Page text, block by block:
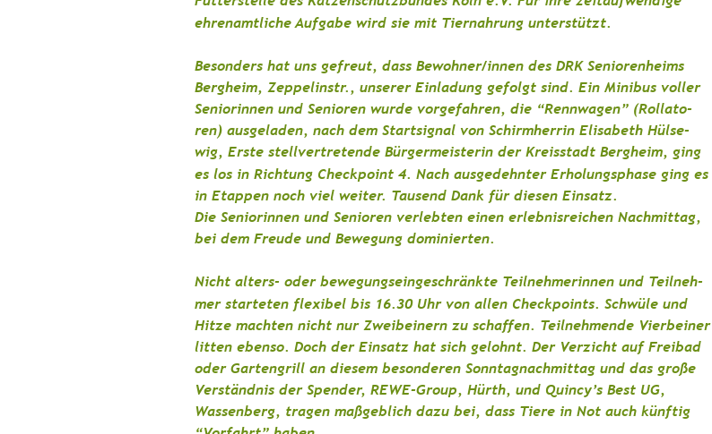
ehrenamtliche Aufgabe wird sie mit Tiernahrung unterstützt.
Besonders hat uns gefreut, dass Bewohner/innen des DRK Seniorenheims
Bergheim, Zeppelinstr., unserer Einladung gefolgt sind. Ein Minibus voller
Seniorinnen und Senioren wurde vorgefahren, die “Rennwagen” (Rollato-
ren) ausgeladen, nach dem Startsignal von Schirmherrin Elisabeth Hülse-
wig, Erste stellvertretende Bürgermeisterin der Kreisstadt Bergheim, ging
es los in Richtung Checkpoint 4. Nach ausgedehnter Erholungsphase ging es
in Etappen noch viel weiter. Tausend Dank für diesen Einsatz.
Die Seniorinnen und Senioren verlebten einen erlebnisreichen Nachmittag,
bei dem Freude und Bewegung dominierten.
Nicht alters- oder bewegungseingeschränkte Teilnehmerinnen und Teilneh-
mer starteten flexibel bis 16.30 Uhr von allen Checkpoints. Schwüle und
Hitze machten nicht nur Zweibeinern zu schaffen. Teilnehmende Vierbeiner
litten ebenso. Doch der Einsatz hat sich gelohnt. Der Verzicht auf Freibad
oder Gartengrill an diesem besonderen Sonntagnachmittag und das große
Verständnis der Spender, REWE-Group, Hürth, und Quincy’s Best UG,
Wassenberg, tragen maßgeblich dazu bei, dass Tiere in Not auch künftig